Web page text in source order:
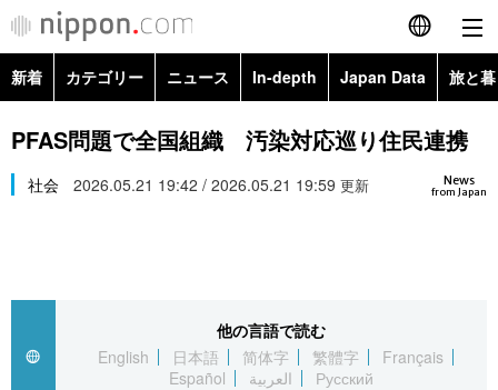
English
简体字
繁體字
العربية
新着 カテゴリー ニュース In-depth Japan Data 旅と
政治・外交
経済・ビジネス
社会
文化
Topics
Images
お知らせ
PFAS問題で全国組織 汚染対応巡り住民連携
News
from Japan
社会 2026.05.21 19:42 / 2026.05.21 19:59 更新
他の言語で読む
English
日本語 简体字 繁體字
Français
Español
العربية Русский